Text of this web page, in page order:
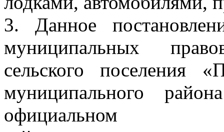
3. Данное
муниципальных
сельского поселения
муниципального
официальном